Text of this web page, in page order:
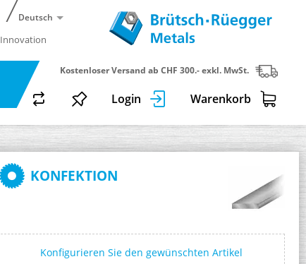
Deutsch
Kostenloser Versand ab CHF 300.- exkl. MwSt.
Login Warenkorb
KONFEKTION
Konfigurieren Sie den gewünschten Artikel